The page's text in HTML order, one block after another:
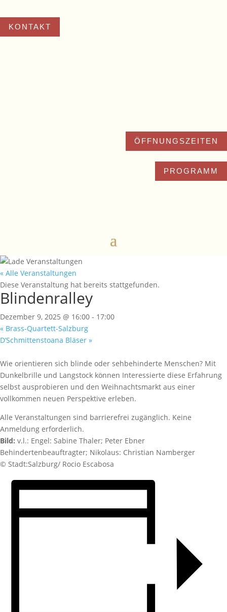
KONTAKT
ÖFFNUNGSZEITEN
PROGRAMM
« Alle Veranstaltungen
Diese Veranstaltung hat bereits stattgefunden.
Blindenralley
Dezember 9, 2025 @ 16:00 - 17:00
« Brass-Quartett-Salzburg
D’Schmittenstoana Bläser »
Wie orientieren sich blinde oder sehbehinderte Menschen? Mit
Dunkelbrille und Langstock können Interessierte diese Erfahrung
selbst ausprobieren und den Weihnachtsmarkt aus einer
vollkommen neuen Perspektive erleben.
Alle Veranstaltungen sind barrierefrei zugänglich. Keine
Anmeldung erforderlich.
Bild: v.l.: Engel: Sabine Thaler; Peter Ebner
Behindertenbeauftragter; Nikolaus: Christian Namberger
© Stadt:Salzburg/ Rocio Escabosa